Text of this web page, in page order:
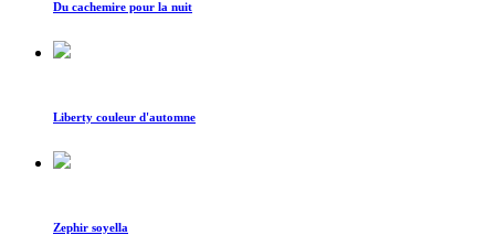
Du cachemire pour la nuit
Liberty couleur d'automne
Zephir soyella